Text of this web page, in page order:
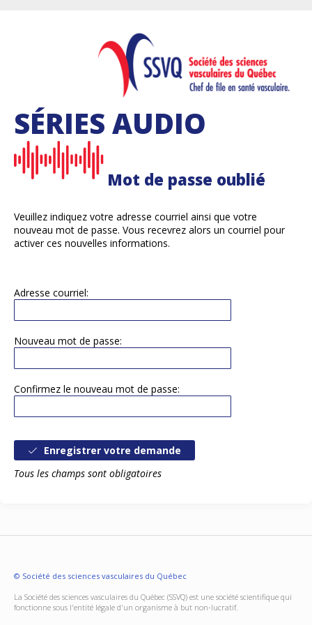
SÉRIES AUDIO
Mot de passe oublié
Veuillez indiquez votre adresse courriel ainsi que votre
nouveau mot de passe. Vous recevrez alors un courriel pour
activer ces nouvelles informations.
Adresse courriel:
Nouveau mot de passe:
Confirmez le nouveau mot de passe:
Enregistrer votre demande
Tous les champs sont obligatoires
© Société des sciences vasculaires du Québec
La Société des sciences vasculaires du Québec (SSVQ) est une société scientifique qui
fonctionne sous l'entité légale d'un organisme à but non-lucratif.